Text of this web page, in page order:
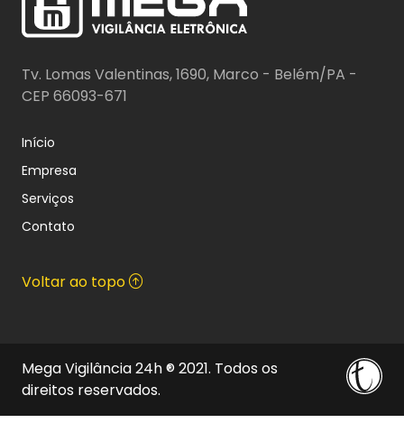
Tv. Lomas Valentinas, 1690, Marco - Belém/PA -
CEP 66093-671
Início
Empresa
Serviços
Contato
Voltar ao topo
Mega Vigilância 24h®2021. Todos os
direitos reservados.